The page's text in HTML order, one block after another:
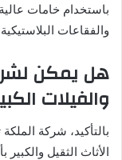
باستخدام خامات
والفقاعات
هل يمكن
والفيلات
بالتأكيد، شركة
الأثاث الثقيل والكبير